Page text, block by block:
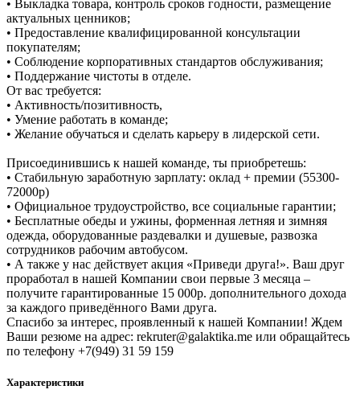
• Выкладка товара, контроль сроков годности, размещение
актуальных ценников;
• Предоставление квалифицированной консультации
покупателям;
• Соблюдение корпоративных стандартов обслуживания;
• Поддержание чистоты в отделе.
От вас требуется:
• Активность/позитивность,
• Умение работать в команде;
• Желание обучаться и сделать карьеру в лидерской сети.
Присоединившись к нашей команде, ты приобретешь:
• Стабильную заработную зарплату: оклад + премии (55300-
72000р)
• Официальное трудоустройство, все социальные гарантии;
• Бесплатные обеды и ужины, форменная летняя и зимняя
одежда, оборудованные раздевалки и душевые, развозка
сотрудников рабочим автобусом.
• А также у нас действует акция «Приведи друга!». Ваш друг
проработал в нашей Компании свои первые 3 месяца –
получите гарантированные 15 000р. дополнительного дохода
за каждого приведённого Вами друга.
Спасибо за интерес, проявленный к нашей Компании! Ждем
Ваши резюме на адрес: rekruter@galaktika.me или обращайтесь
по телефону +7(949) 31 59 159
Характеристики